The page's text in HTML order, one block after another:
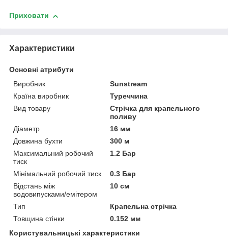
Приховати
Характеристики
Основні атрибути
Виробник
Sunstream
Країна виробник
Туреччина
Вид товару
Стрічка для крапельного
поливу
Діаметр
16 мм
Довжина бухти
300 м
Максимальний робочий
тиск
1.2 Бар
Мінімальний робочий тиск
0.3 Бар
Відстань між
водовипусками/емітером
10 см
Тип
Крапельна стрічка
Товщина стінки
0.152 мм
Користувальницькі характеристики